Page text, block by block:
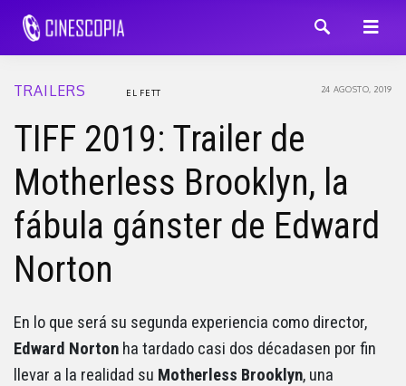
TRAILERS 24 AGOSTO, 2019
EL FETT
TIFF 2019: Trailer de
Motherless Brooklyn, la
fábula gánster de Edward
Norton
En lo que será su segunda experiencia como director,
Edward Norton ha tardado casi dos décadasen por fin
llevar a la realidad su Motherless Brooklyn, una